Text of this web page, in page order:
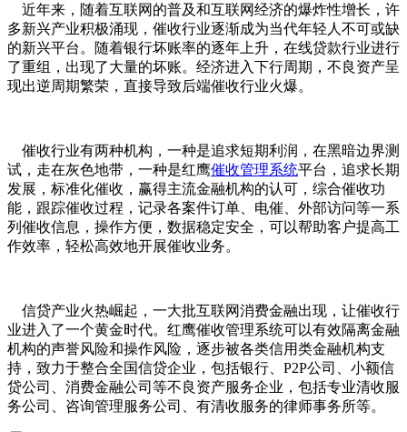
近年来，随着互联网的普及和互联网经济的爆炸性增长，许
多新兴产业积极涌现，催收行业逐渐成为当代年轻人不可或缺
的新兴平台。随着银行坏账率的逐年上升，在线贷款行业进行
了重组，出现了大量的坏账。经济进入下行周期，不良资产呈
现出逆周期繁荣，直接导致后端催收行业火爆。
催收行业有两种机构，一种是追求短期利润，在黑暗边界测
试，走在灰色地带，一种是红鹰催收管理系统平台，追求长期
发展，标准化催收，赢得主流金融机构的认可，综合催收功
能，跟踪催收过程，记录各案件订单、电催、外部访问等一系
列催收信息，操作方便，数据稳定安全，可以帮助客户提高工
作效率，轻松高效地开展催收业务。
信贷产业火热崛起，一大批互联网消费金融出现，让催收行
业进入了一个黄金时代。红鹰催收管理系统可以有效隔离金融
机构的声誉风险和操作风险，逐步被各类信用类金融机构支
持，致力于整合全国信贷企业，包括银行、 P2P公司、小额信
贷公司、消费金融公司等不良资产服务企业，包括专业清收服
务公司、咨询管理服务公司、有清收服务的律师事务所等。